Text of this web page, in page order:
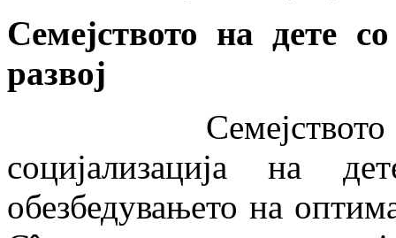
Семејството на дете
развој
Семејството како
социјализација на
обезбедувањето на